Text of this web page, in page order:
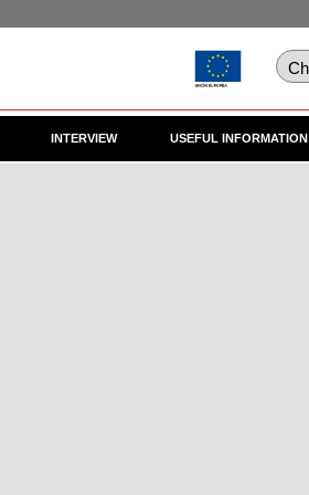
INTERVIEW USEFUL INFORMATION